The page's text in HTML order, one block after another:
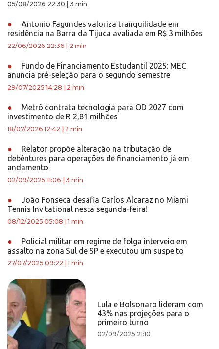
05/08/2026 22:30 3 min
●
Antonio Fagundes valoriza tranquilidade em
residência na Barra da Tijuca avaliada em R$ 3 milhões
22/06/2026 22:36 2 min
●
Fundo de Financiamento Estudantil 2025: MEC
anuncia pré-seleção para o segundo semestre
29/07/2025 14:28 2 min
●
Metrô contrata tecnologia para OD 2027 com
investimento de R 2,81 milhões
18/07/2026 12:42 2 min
●
Relator propõe alteração na tributação de
debêntures para operações de financiamento já em
andamento
02/09/2025 11:06 3 min
●
João Fonseca desafia Carlos Alcaraz no Miami
Tennis Invitational nesta segunda-feira!
08/12/2025 05:08 |1 min
●
Policial militar em regime de folga interveio em
assalto na zona Sul de SP e executou um suspeito
27/07/2025 09:22 |1 min
Lula e Bolsonaro lideram com
43% nas projeções para o
primeiro turno
02/09/2025 21:10